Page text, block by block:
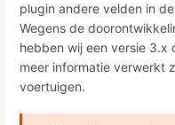
plugin andere velden in
Wegens de
hebben wij een versie
meer informatie verwerkt
voertuigen.